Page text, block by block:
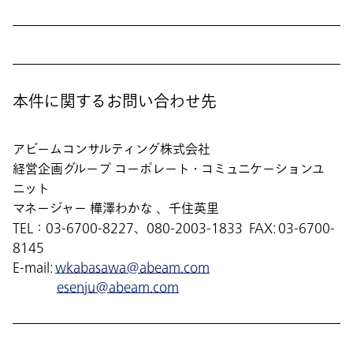
本件に関するお問い合わせ先
アビームコンサルティング株式会社
経営企画グループ コーポレート・コミュニケーションユ
ニット
マネージャー 樺澤わかな 、千住英里
TEL：03-6700-8227、080-2003-1833 FAX: 03-6700-
8145
E-mail:wkabasawa@abeam.com
esenju@abeam.com